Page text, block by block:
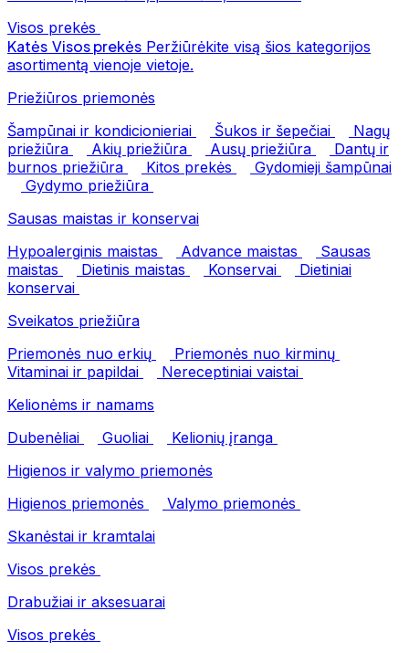
Visos prekės
Katės Visos prekės Peržiūrėkite visą šios kategorijos
asortimentą vienoje vietoje.
Priežiūros priemonės
Šampūnai ir kondicionieriai
Šukos ir šepečiai
Nagų
priežiūra
Akių priežiūra Ausų priežiūra
Dantų ir
burnos priežiūra
Kitos prekės
Gydomieji šampūnai
Gydymo priežiūra
Sausas maistas ir konservai
Hypoalerginis maistas
Advance maistas
Sausas
maistas
Dietinis maistas Konservai
Dietiniai
konservai
Sveikatos priežiūra
Priemonės nuo erkių
Priemonės nuo kirminų
Vitaminai ir papildai
Nereceptiniai vaistai
Kelionėms ir namams
Dubenėliai
Guoliai
Kelionių įranga
Higienos ir valymo priemonės
Higienos priemonės
Valymo priemonės
Skanėstai ir kramtalai
Visos prekės
Drabužiai ir aksesuarai
Visos prekės